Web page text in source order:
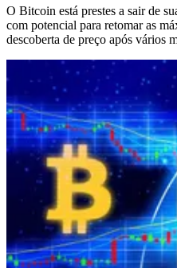
O Bitcoin está prestes a sair de
com potencial para retomar as
descoberta de preço após vários